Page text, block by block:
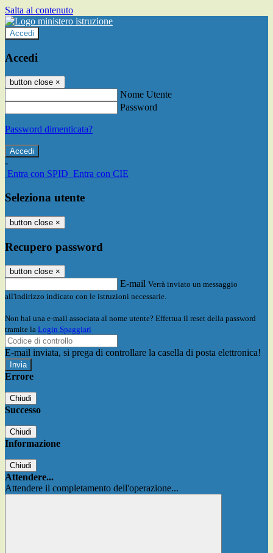
Salta al contenuto
Accedi
Accedi
button close ×
Nome Utente
Password
Password dimenticata?
-
Entra con SPID Entra con CIE
Seleziona utente
button close ×
Recupero password
button close ×
E-mail Verrà inviato un messaggio
all'indirizzo indicato con le istruzioni necessarie.
Non hai una e-mail associata al nome utente? Effettua il reset della password
tramite la Login Spaggiari
E-mail inviata, si prega di controllare la casella di posta elettronica!
Errore
Chiudi
Successo
Chiudi
Informazione
Chiudi
Attendere...
Attendere il completamento dell'operazione...